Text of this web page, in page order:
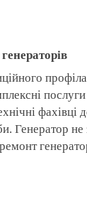
Генератор